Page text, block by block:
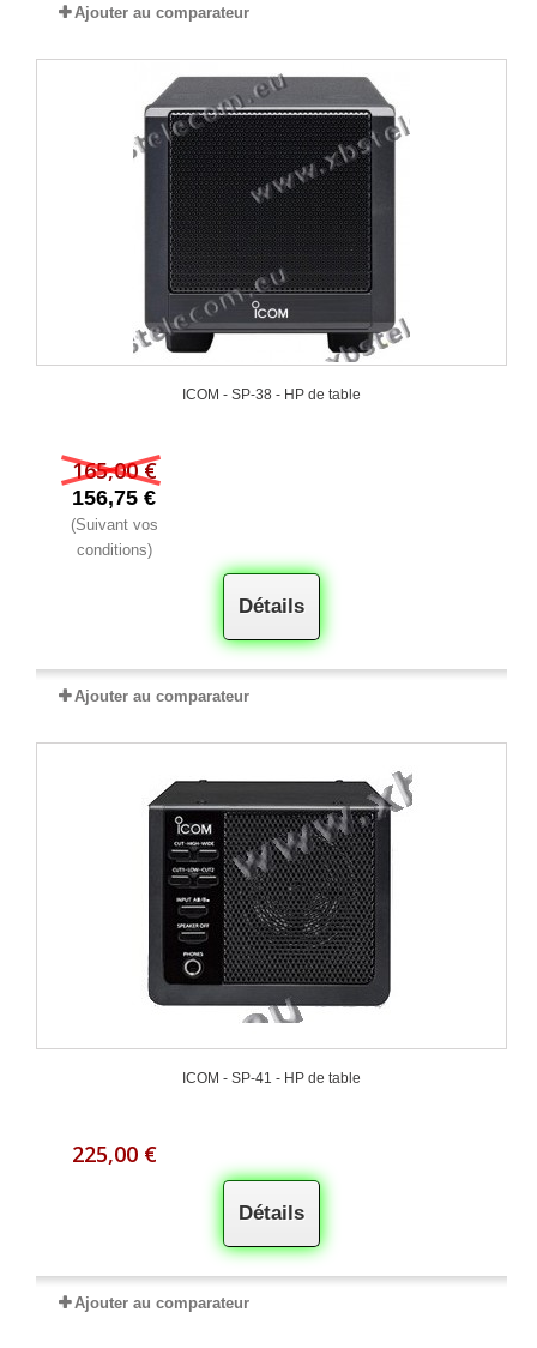
Ajouter au comparateur
ICOM - SP-38 - HP de table
165,00 €
156,75 €
(Suivant vos
conditions)
Détails
Ajouter au comparateur
ICOM - SP-41 - HP de table
225,00 €
Détails
Ajouter au comparateur